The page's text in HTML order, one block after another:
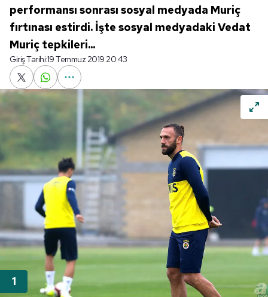
performansı sonrası sosyal medyada Muriç
fırtınası estirdi. İşte sosyal medyadaki Vedat
Muriç tepkileri...
Giriş Tarihi:19 Temmuz 2019 20:43